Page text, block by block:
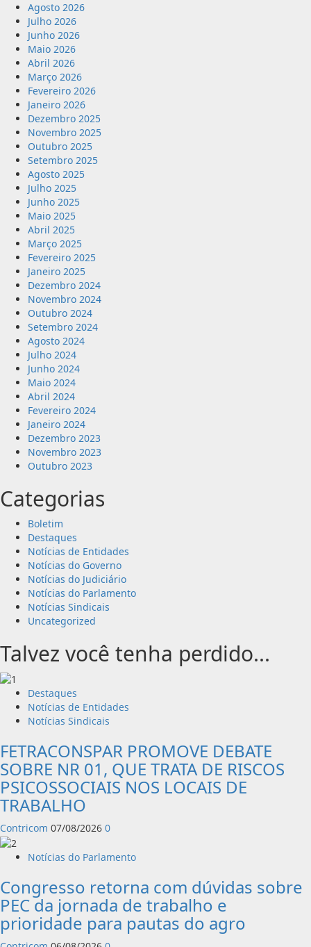
Agosto 2026
Julho 2026
Junho 2026
Maio 2026
Abril 2026
Março 2026
Fevereiro 2026
Janeiro 2026
Dezembro 2025
Novembro 2025
Outubro 2025
Setembro 2025
Agosto 2025
Julho 2025
Junho 2025
Maio 2025
Abril 2025
Março 2025
Fevereiro 2025
Janeiro 2025
Dezembro 2024
Novembro 2024
Outubro 2024
Setembro 2024
Agosto 2024
Julho 2024
Junho 2024
Maio 2024
Abril 2024
Fevereiro 2024
Janeiro 2024
Dezembro 2023
Novembro 2023
Outubro 2023
Categorias
Boletim
Destaques
Notícias de Entidades
Notícias do Governo
Notícias do Judiciário
Notícias do Parlamento
Notícias Sindicais
Uncategorized
Talvez você tenha perdido...
Destaques
Notícias de Entidades
Notícias Sindicais
FETRACONSPAR PROMOVE DEBATE
SOBRE NR 01, QUE TRATA DE RISCOS
PSICOSSOCIAIS NOS LOCAIS DE
TRABALHO
Contricom 07/08/2026 0
Notícias do Parlamento
Congresso retorna com dúvidas sobre
PEC da jornada de trabalho e
prioridade para pautas do agro